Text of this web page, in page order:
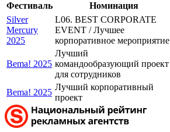
Фестиваль Номинация
Silver
Mercury
2025
L06. BEST CORPORATE
EVENT / Лучшее
корпоративное мероприятие
Bema! 2025
Лучший
командообразующий проект
для сотрудников
Bema! 2025
Лучший корпоративный
проект